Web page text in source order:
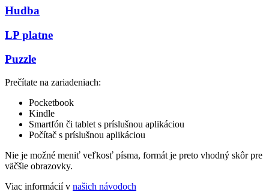
Hudba
LP platne
Puzzle
Prečítate na zariadeniach:
Pocketbook
Kindle
Smartfón či tablet s príslušnou aplikáciou
Počítač s príslušnou aplikáciou
Nie je možné meniť veľkosť písma, formát je preto vhodný skôr pre
väčšie obrazovky.
Viac informácií v našich návodoch